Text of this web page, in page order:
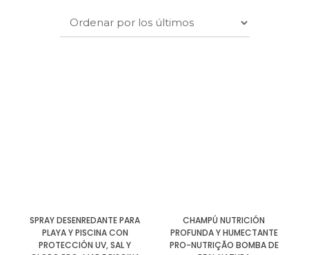
SPRAY DESENREDANTE PARA
PLAYA Y PISCINA CON
PROTECCIÓN UV, SAL Y
CHAMPÚ NUTRICIÓN
PROFUNDA Y HUMECTANTE
PRO-NUTRIÇÃO BOMBA DE